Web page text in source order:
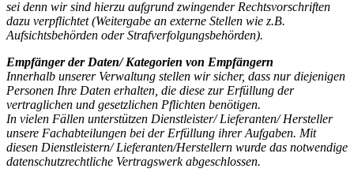
sei denn wir sind hierzu aufgrund zwingender Rechtsvorschriften
dazu verpflichtet (Weitergabe an externe Stellen wie z.B.
Aufsichtsbehörden oder Strafverfolgungsbehörden).
Empfänger der Daten/ Kategorien von Empfängern
Innerhalb unserer Verwaltung stellen wir sicher, dass nur diejenigen
Personen Ihre Daten erhalten, die diese zur Erfüllung der
vertraglichen und gesetzlichen Pflichten benötigen.
In vielen Fällen unterstützen Dienstleister/ Lieferanten/ Hersteller
unsere Fachabteilungen bei der Erfüllung ihrer Aufgaben. Mit
diesen Dienstleistern/ Lieferanten/Herstellern wurde das notwendige
datenschutzrechtliche Vertragswerk abgeschlossen.